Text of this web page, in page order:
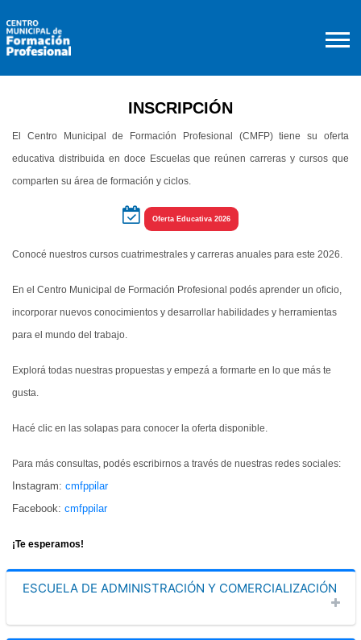
INSCRIPCIÓN
El Centro Municipal de Formación Profesional (CMFP) tiene su oferta
educativa distribuida en doce Escuelas que reúnen carreras y cursos que
comparten su área de formación y ciclos.
Oferta Educativa 2026
Conocé nuestros cursos cuatrimestrales y carreras anuales para este 2026.
En el Centro Municipal de Formación Profesional podés aprender un oficio,
incorporar nuevos conocimientos y desarrollar habilidades y herramientas
para el mundo del trabajo.
Explorá todas nuestras propuestas y empezá a formarte en lo que más te
gusta.
Hacé clic en las solapas para conocer la oferta disponible.
Para más consultas, podés escribirnos a través de nuestras redes sociales:
Instagram: cmfppilar
Facebook: cmfppilar
¡Te esperamos!
ESCUELA DE ADMINISTRACIÓN Y COMERCIALIZACIÓN